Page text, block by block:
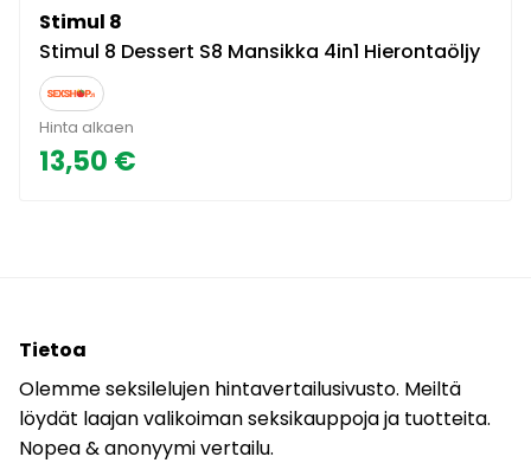
Stimul 8
Stimul 8 Dessert S8 Mansikka 4in1 Hierontaöljy
Hinta alkaen
13,50 €
Tietoa
Olemme seksilelujen hintavertailusivusto. Meiltä
löydät laajan valikoiman seksikauppoja ja tuotteita.
Nopea & anonyymi vertailu.